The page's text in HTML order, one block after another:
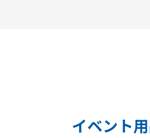
イベント